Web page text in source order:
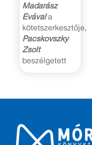
Madarász
Évávala
kötetszerkesztője,
Pacskovszky
Zsolt
beszélgetett